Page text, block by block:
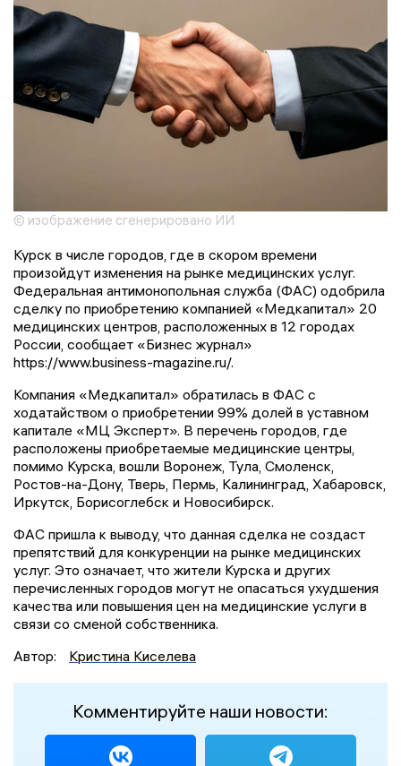
© изображение сгенерировано ИИ
Курск в числе городов, где в скором времени
произойдут изменения на рынке медицинских услуг.
Федеральная антимонопольная служба (ФАС) одобрила
сделку по приобретению компанией «Медкапитал» 20
медицинских центров, расположенных в 12 городах
России, сообщает «Бизнес журнал»
https://www.business-magazine.ru/.
Компания «Медкапитал» обратилась в ФАС с
ходатайством о приобретении 99% долей в уставном
капитале «МЦ Эксперт». В перечень городов, где
расположены приобретаемые медицинские центры,
помимо Курска, вошли Воронеж, Тула, Смоленск,
Ростов-на-Дону, Тверь, Пермь, Калининград, Хабаровск,
Иркутск, Борисоглебск и Новосибирск.
ФАС пришла к выводу, что данная сделка не создаст
препятствий для конкуренции на рынке медицинских
услуг. Это означает, что жители Курска и других
перечисленных городов могут не опасаться ухудшения
качества или повышения цен на медицинские услуги в
связи со сменой собственника.
Автор:
Кристина Киселева
Комментируйте наши новости: